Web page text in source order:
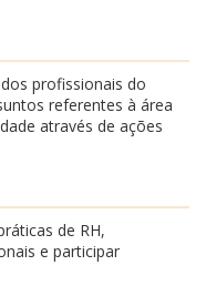
profissionais do
referentes à área
através de ações
de RH,
e participar